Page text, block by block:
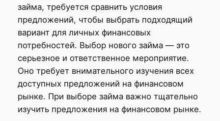
займа, требуется сравнить условия
предложений, чтобы выбрать подходящий
вариант для личных финансовых
потребностей. Выбор нового займа — это
серьезное и ответственное мероприятие.
Оно требует внимательного изучения всех
доступных предложений на финансовом
рынке. При выборе займа важно тщательно
изучить предложения на финансовом рынке.